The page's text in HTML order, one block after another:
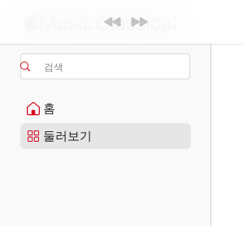
검색
홈
둘러보기